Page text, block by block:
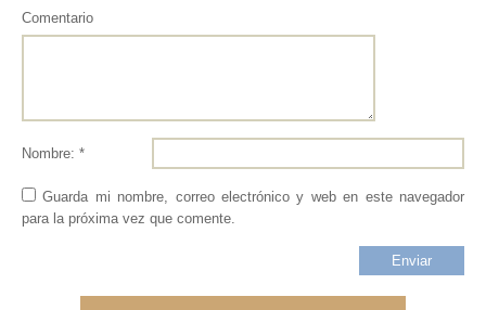
Comentario
Nombre: *
Guarda mi nombre, correo electrónico y web en este navegador
para la próxima vez que comente.